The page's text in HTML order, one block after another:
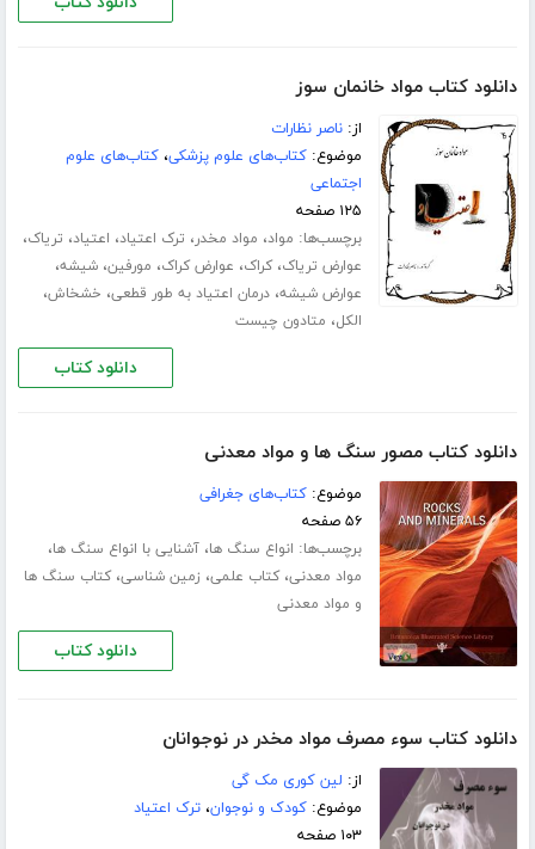
دانلود کتاب مواد خانمان سوز
از:ناصر نظارات
موضوع:کتاب‌های علوم پزشکی،کتاب‌های علوم
اجتماعی
۱۲۵ صفحه
برچسب‌ها: مواد، مواد مخدر، ترک اعتیاد، اعتیاد، تریاک،
عوارض تریاک،کراک، عوارض کراک، مورفین،شیشه،
عوارض شیشه،درمان اعتیاد به طور قطعی، خشخاش،
الکل، متادون چیست
دانلود کتاب
دانلود کتاب مصور سنگ ها و مواد معدنی
موضوع:کتاب‌های جغرافی
۵۶ صفحه
برچسب‌ها: انواع سنگ ها،آشنایی با انواع سنگ ها،
مواد معدنی،کتاب علمی، زمین شناسی،کتاب سنگ ها
و مواد معدنی
دانلود کتاب
دانلود کتاب سوء مصرف مواد مخدر در نوجوانان
از: لین کوری مک گی
موضوع:کودک و نوجوان،ترک اعتیاد
۱۰۳ صفحه